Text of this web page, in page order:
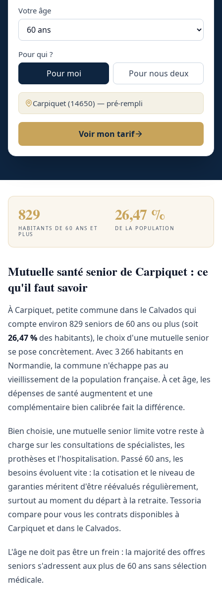
Votre âge
Pour qui ?
Pour moi Pour nous deux
Carpiquet (14650) — pré-rempli
Voir mon tarif
829
HABITANTS DE 60 ANS ET
PLUS
26,47 %
DE LA POPULATION
Mutuelle santé senior de Carpiquet : ce
qu'il faut savoir
À Carpiquet, petite commune dans le Calvados qui
compte environ 829 seniors de 60 ans ou plus (soit
26,47 % des habitants), le choix d'une mutuelle senior
se pose concrètement. Avec 3 266 habitants en
Normandie, la commune n'échappe pas au
vieillissement de la population française. À cet âge, les
dépenses de santé augmentent et une
complémentaire bien calibrée fait la différence.
Bien choisie, une mutuelle senior limite votre reste à
charge sur les consultations de spécialistes, les
prothèses et l'hospitalisation. Passé 60 ans, les
besoins évoluent vite : la cotisation et le niveau de
garanties méritent d'être réévalués régulièrement,
surtout au moment du départ à la retraite. Tessoria
compare pour vous les contrats disponibles à
Carpiquet et dans le Calvados.
L'âge ne doit pas être un frein : la majorité des offres
seniors s'adressent aux plus de 60 ans sans sélection
médicale.